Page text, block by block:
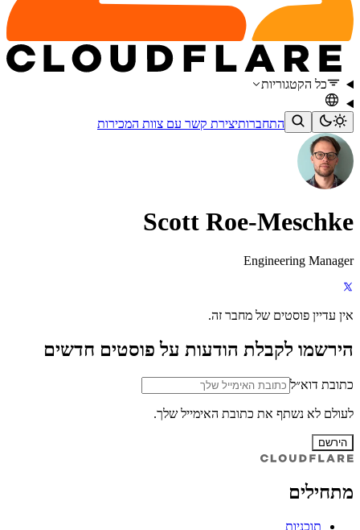
כל הקטגוריות
התחברותיצירת קשר עם צוות המכירות
Scott Roe-Meschke
Engineering Manager
אין עדיין פוסטים של מחבר זה.
הירשמו לקבלת הודעות על פוסטים חדשים
כתובת דוא״ל
לעולם לא נשתף את כתובת האימייל שלך.
הירשם
מתחילים
תוכניות